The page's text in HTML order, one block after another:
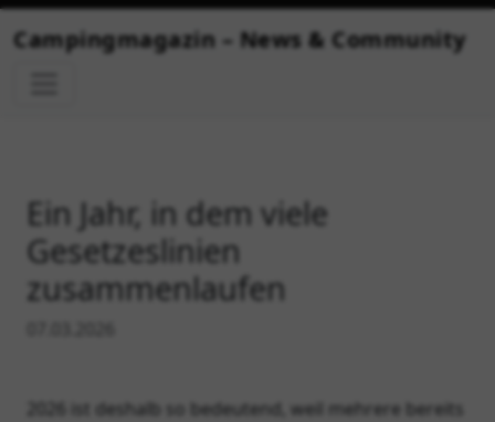
bei Infocamper – Dein Portal für Camping-News!
Campingmagazin – News & Community
Ein Jahr, in dem viele
Gesetzeslinien
zusammenlaufen
2026 ist deshalb so bedeutend, weil mehrere bereits